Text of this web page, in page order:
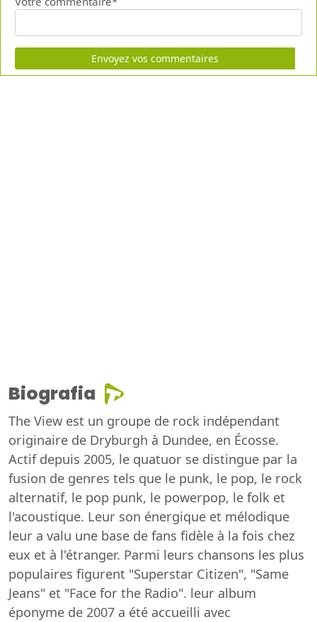
Envoyez vos commentaires
Biografia
The View est un groupe de rock indépendant
originaire de Dryburgh à Dundee, en Écosse.
Actif depuis 2005, le quatuor se distingue par la
fusion de genres tels que le punk, le pop, le rock
alternatif, le pop punk, le powerpop, le folk et
l'acoustique. Leur son énergique et mélodique
leur a valu une base de fans fidèle à la fois chez
eux et à l'étranger. Parmi leurs chansons les plus
populaires figurent "Superstar Citizen", "Same
Jeans" et "Face for the Radio". leur album
éponyme de 2007 a été accueilli avec